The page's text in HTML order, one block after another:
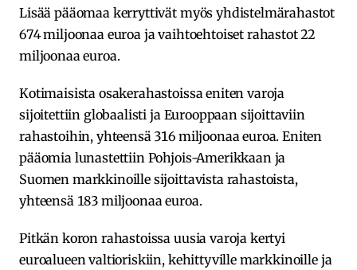
Lisää pääomaa kerryttivät myös yhdistelmärahastot
674 miljoonaa euroa ja vaihtoehtoiset rahastot 22
miljoonaa euroa.
Kotimaisista osakerahastoissa eniten varoja
sijoitettiin globaalisti ja Eurooppaan sijoittaviin
rahastoihin, yhteensä 316 miljoonaa euroa. Eniten
pääomia lunastettiin Pohjois-Amerikkaan ja
Suomen markkinoille sijoittavista rahastoista,
yhteensä 183 miljoonaa euroa.
Pitkän koron rahastoissa uusia varoja kertyi
euroalueen valtioriskiin, kehittyville markkinoille ja